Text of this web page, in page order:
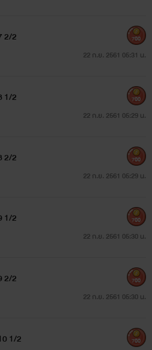
2/2
22 ก.ย. 2561 05:31 น.
700
1/2
22 ก.ย. 2561 05:29 น.
700
2/2
22 ก.ย. 2561 05:29 น.
700
1/2
22 ก.ย. 2561 05:30 น.
700
2/2
22 ก.ย. 2561 05:30 น.
700
1/2 700